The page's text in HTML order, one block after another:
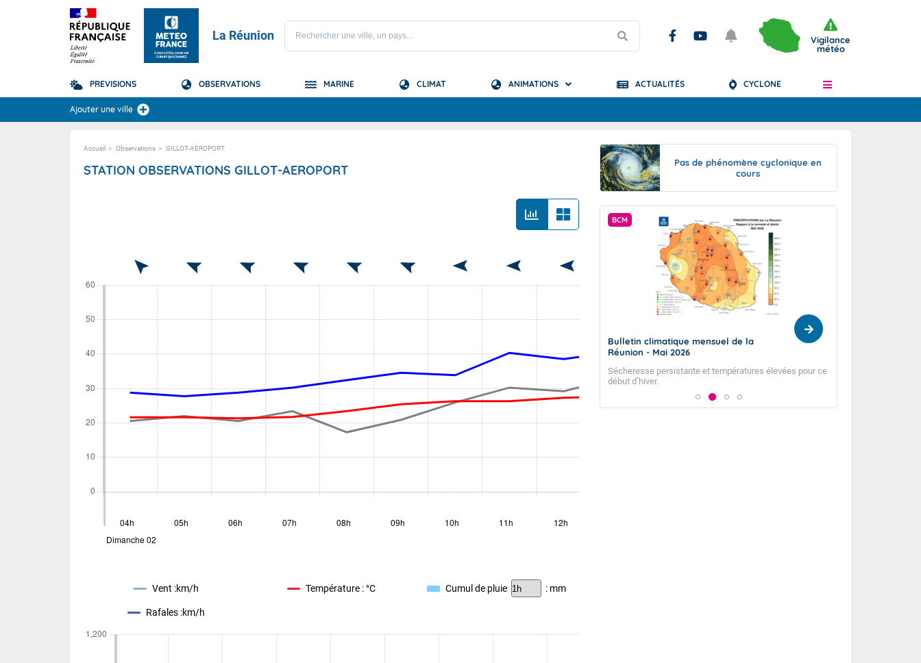
La Réunion
Prévisions
TOUS LES RÉSULTATS
Articles
Vigilance
météo
PREVISIONS OBSERVATIONS MARINE CLIMAT ANIMATIONS ACTUALITÉS CYCLONE
Ajouter une ville
Accueil Observations GILLOT-AEROPORT
STATION OBSERVATIONS GILLOT-AEROPORT
Vent :km/h Température : °C Cumul de pluie : mm
Rafales :km/h
Pas de phénomène cyclonique en
cours
2026
Réunion - Juin 2026
Températures très élevées pour un mois d’hiver
BCM
Bulletin climatique mensuel de la
Réunion - Mai 2026
Sécheresse persistante et températures élevées pour ce
début d’hiver.